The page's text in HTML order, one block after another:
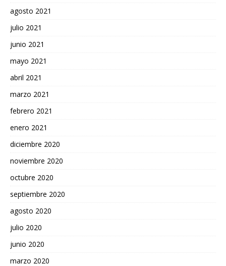
agosto 2021
julio 2021
junio 2021
mayo 2021
abril 2021
marzo 2021
febrero 2021
enero 2021
diciembre 2020
noviembre 2020
octubre 2020
septiembre 2020
agosto 2020
julio 2020
junio 2020
marzo 2020